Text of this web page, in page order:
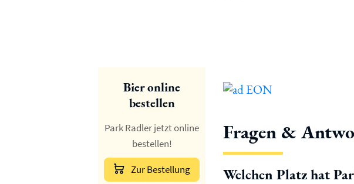
Bier online
bestellen
Park Radler jetzt online
bestellen!
Zur Bestellung
Fragen &
Welchen Platz hat